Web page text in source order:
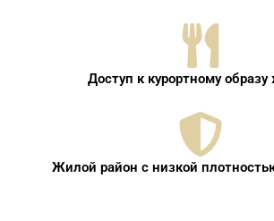
Доступ к курортному
Жилой район с низкой